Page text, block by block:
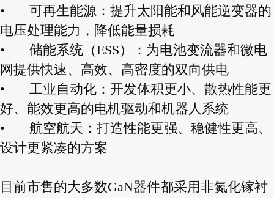
•
可再生能源：提升太阳能和风能逆变器的
电压处理能力，降低能量损耗
•
储能系统（ESS）：为电池变流器和微电
网提供快速、高效、高密度的双向供电
•
工业自动化：开发体积更小、散热性能更
好、能效更高的电机驱动和机器人系统
•
航空航天：打造性能更强、稳健性更高、
设计更紧凑的方案
目前市售的大多数GaN器件都采用非氮化镓衬